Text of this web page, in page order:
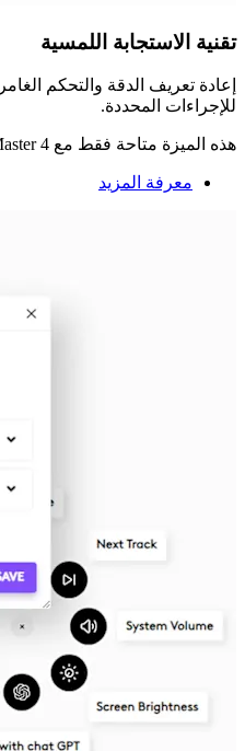
تقنية الاستجابة اللمسية
إعادة تعريف الدقة والتحكم
للإجراءات المحددة.
هذه الميزة متاحة فقط مع MX Master 4 في هذه اللحظة.
معرفة المزيد